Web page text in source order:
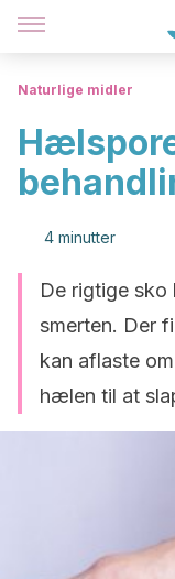
Naturlige midler
4 minutter
De rigtige
smerten. Der
kan aflaste
hælen til at